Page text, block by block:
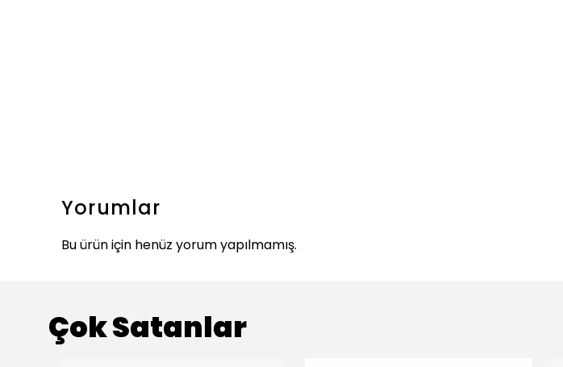
Yorumlar
Bu ürün için henüz yorum yapılmamış.
Çok Satanlar